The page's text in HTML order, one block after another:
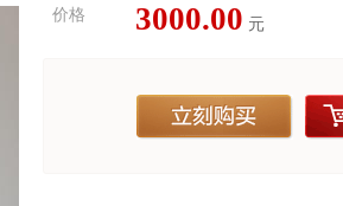
价格 3000.00 元
立刻购买